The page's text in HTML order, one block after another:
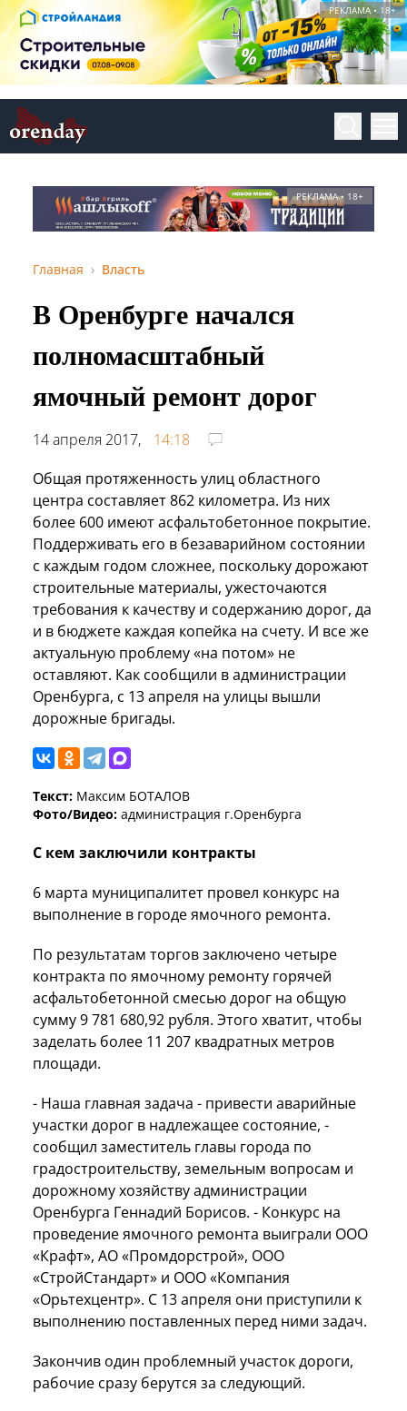
РЕКЛАМА • 18+
РЕКЛАМА • 18+
Главная Власть
В Оренбурге начался
полномасштабный
ямочный ремонт дорог
14 апреля 2017,
14:18
Общая протяженность улиц областного
центра составляет 862 километра. Из них
более 600 имеют асфальтобетонное покрытие.
Поддерживать его в безаварийном состоянии
с каждым годом сложнее, поскольку дорожают
строительные материалы, ужесточаются
требования к качеству и содержанию дорог, да
и в бюджете каждая копейка на счету. И все же
актуальную проблему «на потом» не
оставляют. Как сообщили в администрации
Оренбурга, с 13 апреля на улицы вышли
дорожные бригады.
Текст: Максим БОТАЛОВ
Фото/Видео: администрация г.Оренбурга
С кем заключили контракты
6 марта муниципалитет провел конкурс на
выполнение в городе ямочного ремонта.
По результатам торгов заключено четыре
контракта по ямочному ремонту горячей
асфальтобетонной смесью дорог на общую
сумму 9 781 680,92 рубля. Этого хватит, чтобы
заделать более 11 207 квадратных метров
площади.
- Наша главная задача - привести аварийные
участки дорог в надлежащее состояние, -
сообщил заместитель главы города по
градостроительству, земельным вопросам и
дорожному хозяйству администрации
Оренбурга Геннадий Борисов. - Конкурс на
проведение ямочного ремонта выиграли ООО
«Крафт», АО «Промдорстрой», ООО
«СтройСтандарт» и ООО «Компания
«Орьтехцентр». С 13 апреля они приступили к
выполнению поставленных перед ними задач.
Закончив один проблемный участок дороги,
рабочие сразу берутся за следующий.